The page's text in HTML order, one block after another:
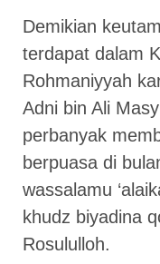
Demikian
terdapat dalam
Rohmaniyyah
Adni bin Ali
perbanyak
berpuasa di
wassalamu
khudz biyadina
Rosululloh.